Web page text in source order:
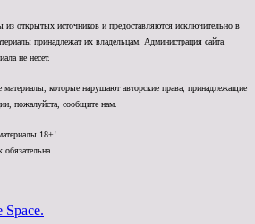
из открытых источников и предоставляются исключительно в
принадлежат их владельцам. Администрация сайта
не несет.
которые нарушают авторские права, принадлежащие
пожалуйста, сообщите нам.
18+!
Space.